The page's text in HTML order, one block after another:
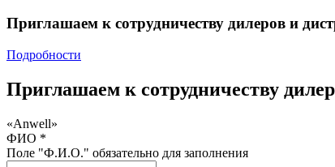
Приглашаем к сотрудничеству дилеров и
Подробности
Приглашаем к сотрудничеству
«Anwell»
ФИО *
Поле "Ф.И.О." обязательно для заполнения